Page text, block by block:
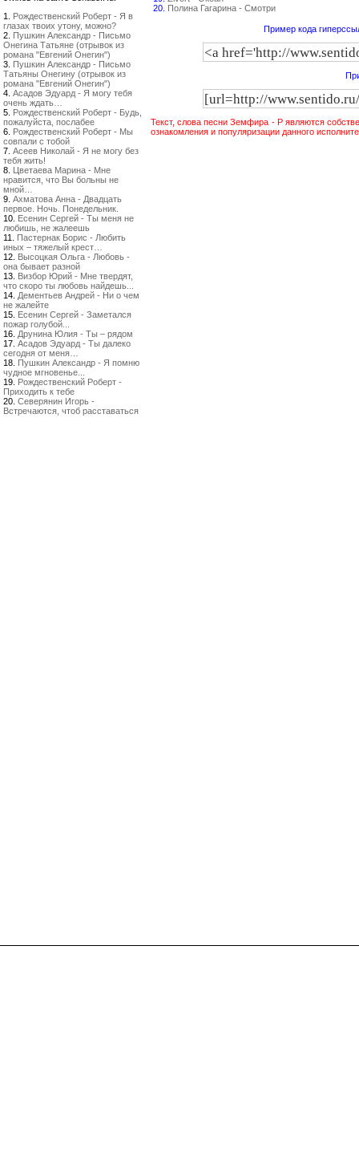
1. Рождественский Роберт - Я в
глазах твоих утону, можно?
2. Пушкин Александр - Письмо
Онегина Татьяне (отрывок из
романа "Евгений Онегин")
3. Пушкин Александр - Письмо
Татьяны Онегину (отрывок из
романа "Евгений Онегин")
4. Асадов Эдуард - Я могу тебя
очень ждать…
5. Рождественский Роберт - Будь,
пожалуйста, послабее
6. Рождественский Роберт - Мы
совпали с тобой
7. Асеев Николай - Я не могу без
тебя жить!
8. Цветаева Марина - Мне
нравится, что Вы больны не
мной…
9. Ахматова Анна - Двадцать
первое. Ночь. Понедельник.
10. Есенин Сергей - Ты меня не
любишь, не жалеешь
11. Пастернак Борис - Любить
иных – тяжелый крест…
12. Высоцкая Ольга - Любовь -
она бывает разной
13. Визбор Юрий - Мне твердят,
что скоро ты любовь найдешь...
14. Дементьев Андрей - Ни о чем
не жалейте
15. Есенин Сергей - Заметался
пожар голубой...
16. Друнина Юлия - Ты – рядом
17. Асадов Эдуард - Ты далеко
сегодня от меня…
18. Пушкин Александр - Я помню
чудное мгновенье...
19. Рождественский Роберт -
Приходить к тебе
20. Северянин Игорь -
Встречаются, чтоб расставаться
20. Полина Гагарина - Смотри
Пример кода
Текст, слова песни Земфира - Р являются
ознакомления и популяризации данного